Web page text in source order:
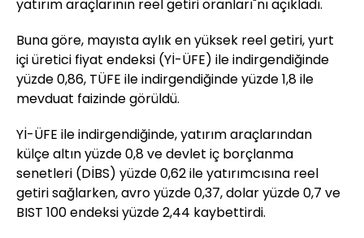
yatırım araçlarının reel getiri oranları"nı açıkladı.
Buna göre, mayısta aylık en yüksek reel getiri, yurt
içi üretici fiyat endeksi (Yİ-ÜFE) ile indirgendiğinde
yüzde 0,86, TÜFE ile indirgendiğinde yüzde 1,8 ile
mevduat faizinde görüldü.
Yİ-ÜFE ile indirgendiğinde, yatırım araçlarından
külçe altın yüzde 0,8 ve devlet iç borçlanma
senetleri (DİBS) yüzde 0,62 ile yatırımcısına reel
getiri sağlarken, avro yüzde 0,37, dolar yüzde 0,7 ve
BIST 100 endeksi yüzde 2,44 kaybettirdi.